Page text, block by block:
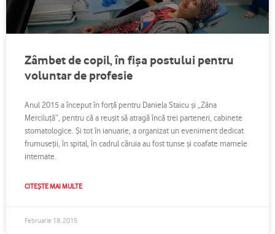
Zâmbet de copil, în fişa postului pentru
voluntar de profesie
Anul 2015 a început în forţă pentru Daniela Staicu şi „Zâna
Merciluţă”, pentru că a reuşit să atragă încă trei parteneri, cabinete
stomatologice. Şi tot în ianuarie, a organizat un eveniment dedicat
frumuseţii, în spital, în cadrul căruia au fost tunse şi coafate mamele
internate.
CITEȘTE MAI MULTE
Februarie 18, 2015